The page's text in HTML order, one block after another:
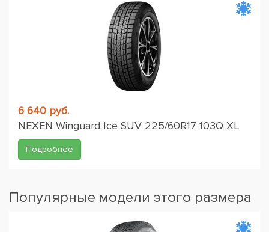
6 640 руб.
NEXEN Winguard Ice SUV 225/60R17 103Q XL
Подробнее
Популярные модели этого размера